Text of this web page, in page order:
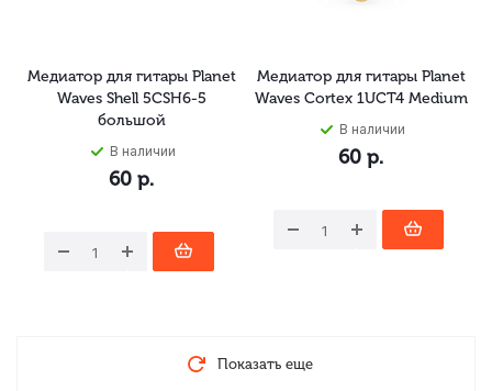
Медиатор для гитары Planet
Waves Shell 5CSH6-5
большой
В наличии
60 р.
Медиатор для гитары Planet
Waves Cortex 1UCT4 Medium
В наличии
60 р.
Показать еще